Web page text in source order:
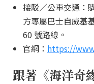
接駁／公車交通：
方專屬巴士自威基
60 號路線。
官網： https://
跟著《海洋奇